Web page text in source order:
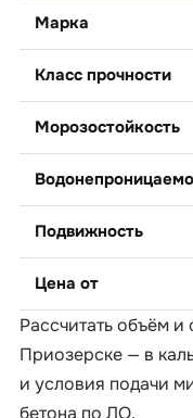
Марка
Класс прочности
Морозостойкость
Подвижность
Цена от
Рассчитать объём и
Приозерске — в
и условия подачи
бетона по ЛО.